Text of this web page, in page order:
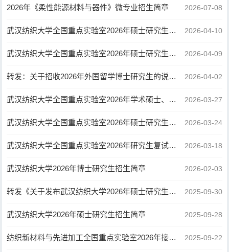
2026年《柔性能源材料与器件》微专业招生简章 2026-07-08
武汉纺织大学全国重点实验室2026年硕士研究生复试成绩公示(第二批调剂) 2026-04-10
武汉纺织大学全国重点实验室2026年硕士研究生复试成绩公示(第一批调剂) 2026-04-09
转发：关于招收2026年外国留学博士研究生的说明 Notice on the Enrollment of International Doctoral St… 2026-04-02
武汉纺织大学全国重点实验室2026年学术硕士、专业硕士研究生调剂公告 2026-03-27
武汉纺织大学全国重点实验室2026年硕士研究生一志愿成绩公示 2026-03-24
武汉纺织大学全国重点实验室2026年研究生复试录取工作实施细则 2026-03-18
武汉纺织大学2026年博士研究生招生简章 2026-02-03
转发《关于发布武汉纺织大学2026年硕士研究生招生专业目录和大纲的公告》 2025-09-30
武汉纺织大学2026年硕士研究生招生简章 2025-09-28
纺织新材料与先进加工全国重点实验室2026年接收推免公告 2025-09-22